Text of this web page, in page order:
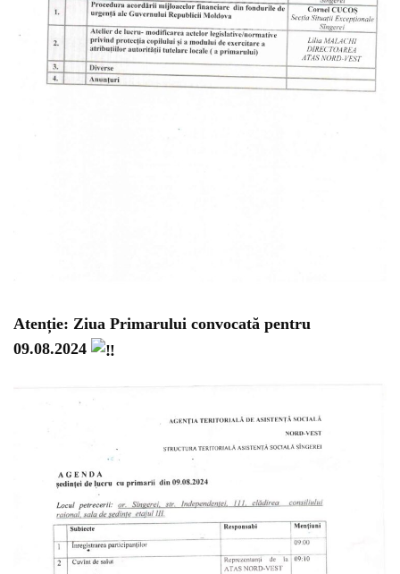
Atenție: Ziua Primarului convocată pentru
09.08.2024